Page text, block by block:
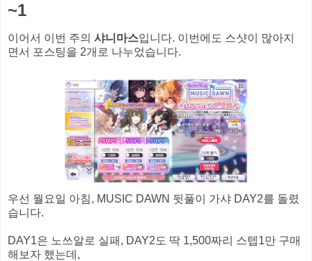
~1
이어서 이번 주의 샤니마스입니다. 이번에도 스샷이 많아지
면서 포스팅을 2개로 나누었습니다.
우선 월요일 아침, MUSIC DAWN 뒷풀이 가샤 DAY2를 돌렸
습니다.
DAY1은 노쓰알로 실패, DAY2도 딱 1,500짜리 스텝1만 구매
해보자 했는데,